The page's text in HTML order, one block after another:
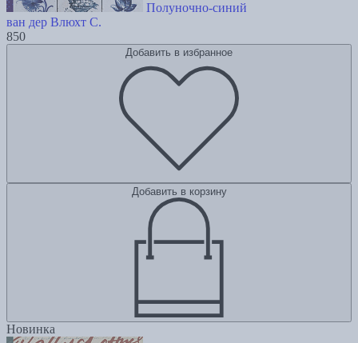
Полуночно-синий
ван дер Влюхт С.
850
Добавить в избранное
Добавить в корзину
Новинка